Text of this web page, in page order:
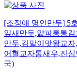
[조정애 명인만두] 5
잎새만두,얇피통통
만두,김말이맛왕교
어혈교자통새우,진
국)